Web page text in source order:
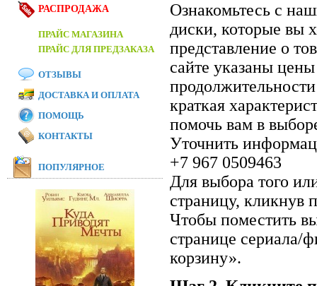
Ознакомьтесь с
диски, которые вы
представление о
сайте указаны
краткая
помочь вам в
Уточнить
+7 967 0509463
Для выбора того
страницу, кликнув
Чтобы поместить
странице сериала/
корзину».
РАСПРОДАЖА
ПРАЙС МАГАЗИНА
ПРАЙС ДЛЯ ПРЕДЗАКАЗА
ОТЗЫВЫ
ДОСТАВКА И ОПЛАТА
ПОМОЩЬ
КОНТАКТЫ
ПОПУЛЯРНОЕ